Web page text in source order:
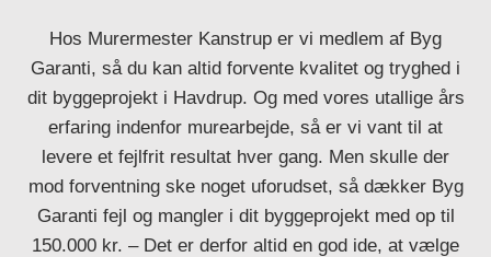
Hos Murermester Kanstrup er vi medlem af Byg
Garanti, så du kan altid forvente kvalitet og tryghed i
dit byggeprojekt i Havdrup. Og med vores utallige års
erfaring indenfor murearbejde, så er vi vant til at
levere et fejlfrit resultat hver gang. Men skulle der
mod forventning ske noget uforudset, så dækker Byg
Garanti fejl og mangler i dit byggeprojekt med op til
150.000 kr. – Det er derfor altid en god ide, at vælge